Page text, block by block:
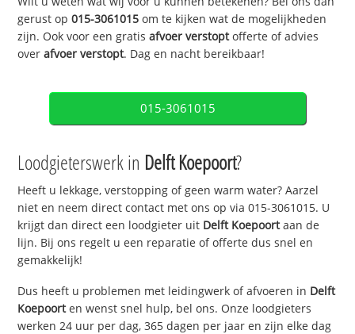
gerust op015-3061015 om te kijken wat de mogelijkheden
zijn. Ook voor een gratisafvoer verstoptofferte of advies
overafvoer verstopt. Dag en nacht bereikbaar!
015-3061015
Loodgieterswerk in Delft Koepoort?
Heeft u lekkage, verstopping of geen warm water? Aarzel
niet en neem direct contact met ons op via 015-3061015. U
krijgt dan direct een loodgieter uit Delft Koepoortaan de
lijn. Bij ons regelt u een reparatie of offerte dus snel en
gemakkelijk!
Dus heeft u problemen met leidingwerk of afvoeren in Delft
Koepoorten wenst snel hulp, bel ons. Onze loodgieters
werken 24 uur per dag, 365 dagen per jaar en zijn elke dag